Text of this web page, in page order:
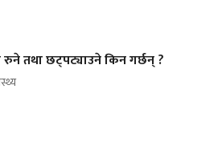
रुने तथा छट्पट्याउने किन गर्छन् ?